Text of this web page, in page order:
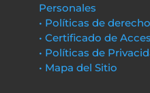
Personales
• Políticas de
• Certificado de
• Políticas de
• Mapa del Sitio